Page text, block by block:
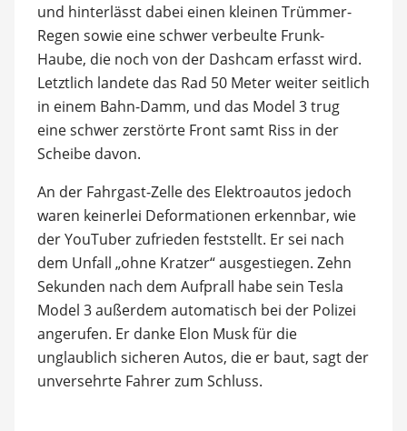
und hinterlässt dabei einen kleinen Trümmer-
Regen sowie eine schwer verbeulte Frunk-
Haube, die noch von der Dashcam erfasst wird.
Letztlich landete das Rad 50 Meter weiter seitlich
in einem Bahn-Damm, und das Model 3 trug
eine schwer zerstörte Front samt Riss in der
Scheibe davon.
An der Fahrgast-Zelle des Elektroautos jedoch
waren keinerlei Deformationen erkennbar, wie
der YouTuber zufrieden feststellt. Er sei nach
dem Unfall „ohne Kratzer“ ausgestiegen. Zehn
Sekunden nach dem Aufprall habe sein Tesla
Model 3 außerdem automatisch bei der Polizei
angerufen. Er danke Elon Musk für die
unglaublich sicheren Autos, die er baut, sagt der
unversehrte Fahrer zum Schluss.